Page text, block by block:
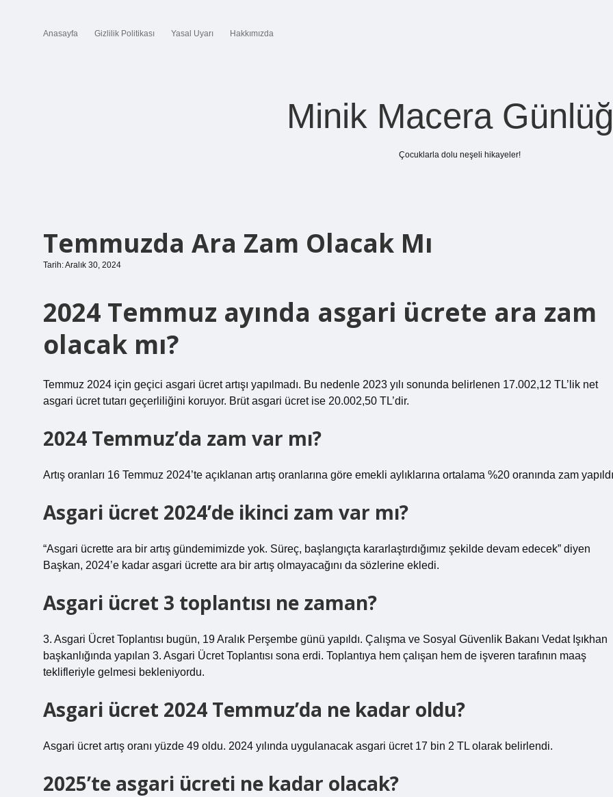
Anasayfa Gizlilik Politikası Yasal Uyarı Hakkımızda
Minik Macera
Çocuklarla dolu neşeli hikayeler!
Temmuzda Ara Zam Olacak Mı
Tarih: Aralık 30, 2024
2024 Temmuz ayında asgari ücrete ara zam
olacak mı?
Temmuz 2024 için geçici asgari ücret artışı yapılmadı. Bu nedenle 2023 yılı sonunda belirlenen 17.002,12 TL’lik net
asgari ücret tutarı geçerliliğini koruyor. Brüt asgari ücret ise 20.002,50 TL’dir.
2024 Temmuz’da zam var mı?
Artış oranları 16 Temmuz 2024’te açıklanan artış oranlarına göre emekli aylıklarına ortalama %20 oranında zam
Asgari ücret 2024’de ikinci zam var mı?
“Asgari ücrette ara bir artış gündemimizde yok. Süreç, başlangıçta kararlaştırdığımız şekilde devam edecek” diyen
Başkan, 2024’e kadar asgari ücrette ara bir artış olmayacağını da sözlerine ekledi.
Asgari ücret 3 toplantısı ne zaman?
3. Asgari Ücret Toplantısı bugün, 19 Aralık Perşembe günü yapıldı. Çalışma ve Sosyal Güvenlik Bakanı Vedat Işıkhan
başkanlığında yapılan 3. Asgari Ücret Toplantısı sona erdi. Toplantıya hem çalışan hem de işveren tarafının maaş
teklifleriyle gelmesi bekleniyordu.
Asgari ücret 2024 Temmuz’da ne kadar oldu?
Asgari ücret artış oranı yüzde 49 oldu. 2024 yılında uygulanacak asgari ücret 17 bin 2 TL olarak belirlendi.
2025’te asgari ücreti ne kadar olacak?